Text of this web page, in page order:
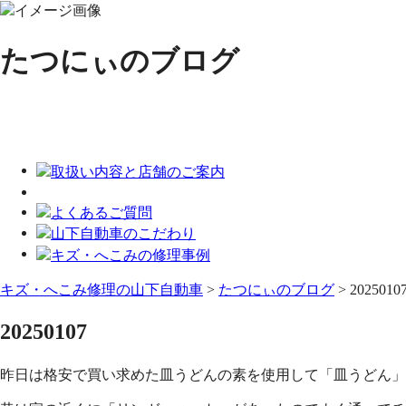
たつにぃのブログ
キズ・へこみ修理の山下自動車 > たつにぃのブログ >
20250107
昨日は格安で買い求めた皿うどんの素を使用して「皿うどん」